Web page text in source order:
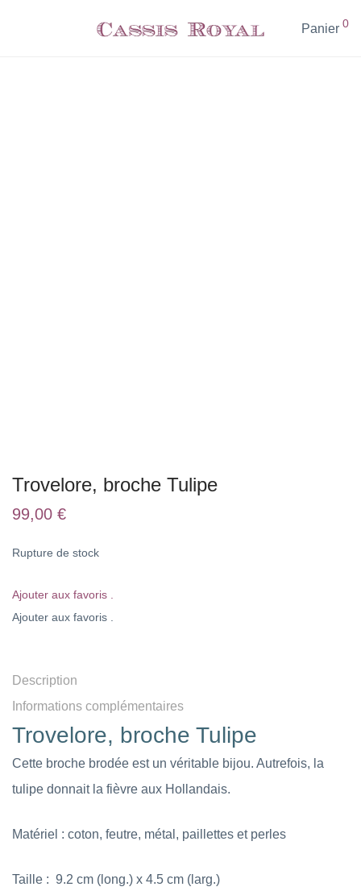
Panier 0
Trovelore, broche Tulipe
99,00 €
Rupture de stock
Ajouter aux favoris .
Ajouter aux favoris .
Description
Informations complémentaires
Trovelore, broche Tulipe
Cette broche brodée est un véritable bijou. Autrefois, la
tulipe donnait la fièvre aux Hollandais.
Matériel : coton, feutre, métal, paillettes et perles
Taille : 9.2 cm (long.) x 4.5 cm (larg.)